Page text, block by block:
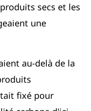
secs et les
une
au-delà de la
fixé pour